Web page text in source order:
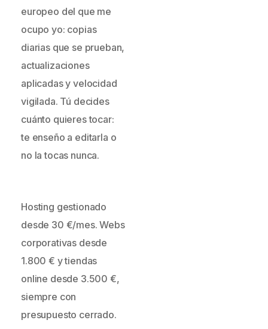
europeo del que me
ocupo yo: copias
diarias que se prueban,
actualizaciones
aplicadas y velocidad
vigilada. Tú decides
cuánto quieres tocar:
te enseño a editarla o
no la tocas nunca.
Hosting gestionado
desde 30 €/mes. Webs
corporativas desde
1.800 € y tiendas
online desde 3.500 €,
siempre con
presupuesto cerrado.